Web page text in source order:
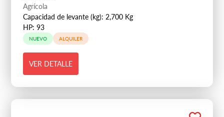
Agrícola
Capacidad de levante (kg): 2,700 Kg
HP: 93
NUEVO ALQUILER
VER DETALLE